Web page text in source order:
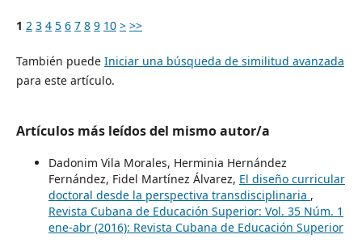
1 2 3 4 5 6 7 8 9 10 > >>
También puede Iniciar una búsqueda de similitud avanzada
para este artículo.
Artículos más leídos del mismo autor/a
Dadonim Vila Morales, Herminia Hernández
Fernández, Fidel Martínez Álvarez, El diseño curricular
doctoral desde la perspectiva transdisciplinaria ,
Revista Cubana de Educación Superior: Vol. 35 Núm. 1
ene-abr (2016): Revista Cubana de Educación Superior